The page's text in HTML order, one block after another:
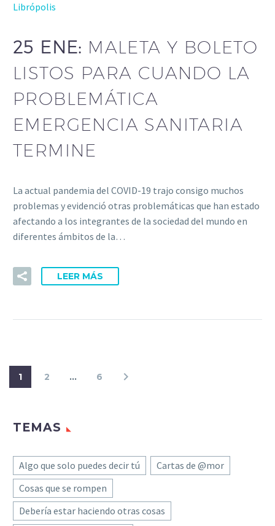
Librópolis
25 ENE: MALETA Y BOLETO
LISTOS PARA CUANDO LA
PROBLEMÁTICA
EMERGENCIA SANITARIA
TERMINE
La actual pandemia del COVID-19 trajo consigo muchos
problemas y evidenció otras problemáticas que han estado
afectando a los integrantes de la sociedad del mundo en
diferentes ámbitos de la…
LEER MÁS
1 2 … 6
TEMAS
Algo que solo puedes decir tú
Cartas de @mor
Cosas que se rompen
Debería estar haciendo otras cosas